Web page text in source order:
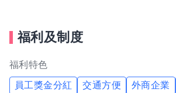
福利及制度
福利特色
員工獎金分紅 交通方便 外商企業